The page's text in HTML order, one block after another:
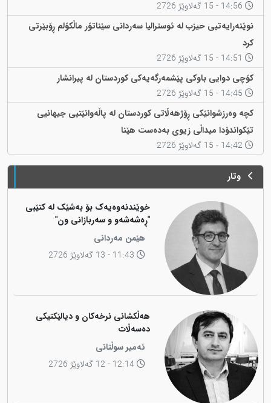
نوێنەرایەتیی حیزب لە ئوسترالیا سەردانی سێناتۆر ماڵکۆلم ڕۆبێرتی
کرد
کۆچی دوایی باوکی پێشمەرگەیەکی کوردستان لە پیرانشار
کچە وەرزشوانێکی ڕۆژهەڵاتی کوردستان لە پاڵەوانێتیی جیهانیی
تێکواندۆدا میداڵی زیوی بەدەست هێنا
وتار
خوێندنەوەیەک بۆ بەشێک لە کتێبی
"ڕەشەشەو و سەربازانی ون"
هێمن مەردانی
هەڵکشانی نرخەکان و دیالێکتیکی
دەسەڵات
ئەمیر سوڵتانی
12:14 - 12 گەلاوێژ 2726